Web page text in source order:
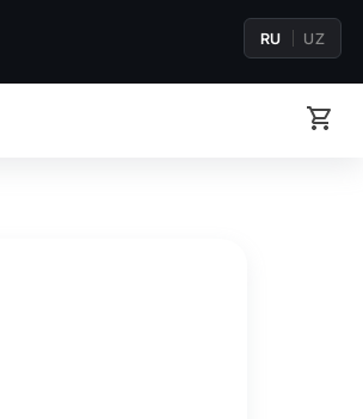
RU UZ